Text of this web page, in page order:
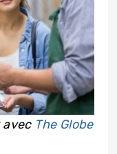
avec The Globe